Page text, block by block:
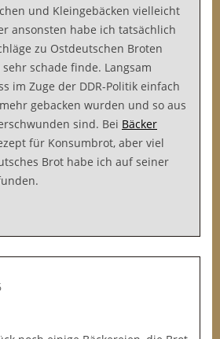
und Kleingebäcken vielleicht
ansonsten habe ich tatsächlich
zu Ostdeutschen Broten
schade finde. Langsam
im Zuge der DDR-Politik einfach
gebacken wurden und so aus
sind. Bei Bäcker
für Konsumbrot, aber viel
Brot habe ich auf seiner